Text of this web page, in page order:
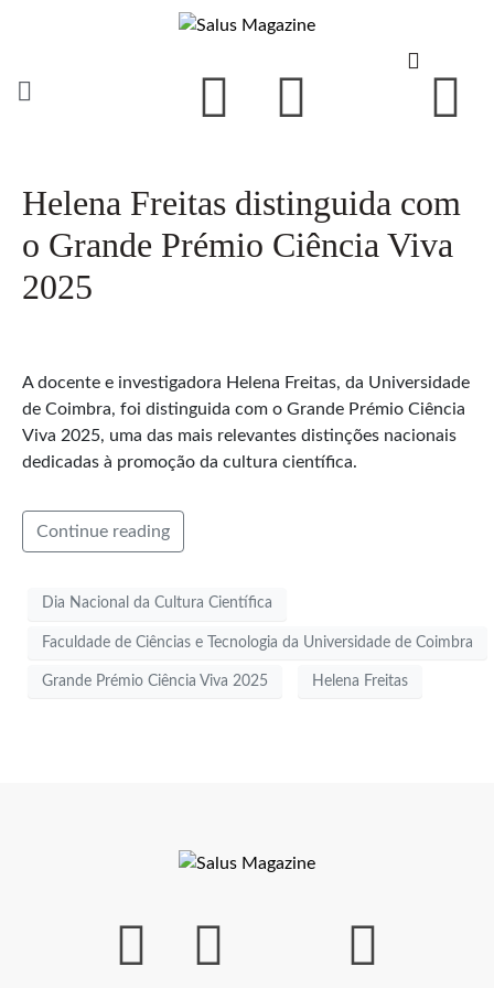
Helena Freitas distinguida com
o Grande Prémio Ciência Viva
2025
A docente e investigadora Helena Freitas, da Universidade
de Coimbra, foi distinguida com o Grande Prémio Ciência
Viva 2025, uma das mais relevantes distinções nacionais
dedicadas à promoção da cultura científica.
Continue reading
Dia Nacional da Cultura Científica
Faculdade de Ciências e Tecnologia da Universidade de Coimbra
Grande Prémio Ciência Viva 2025 Helena Freitas